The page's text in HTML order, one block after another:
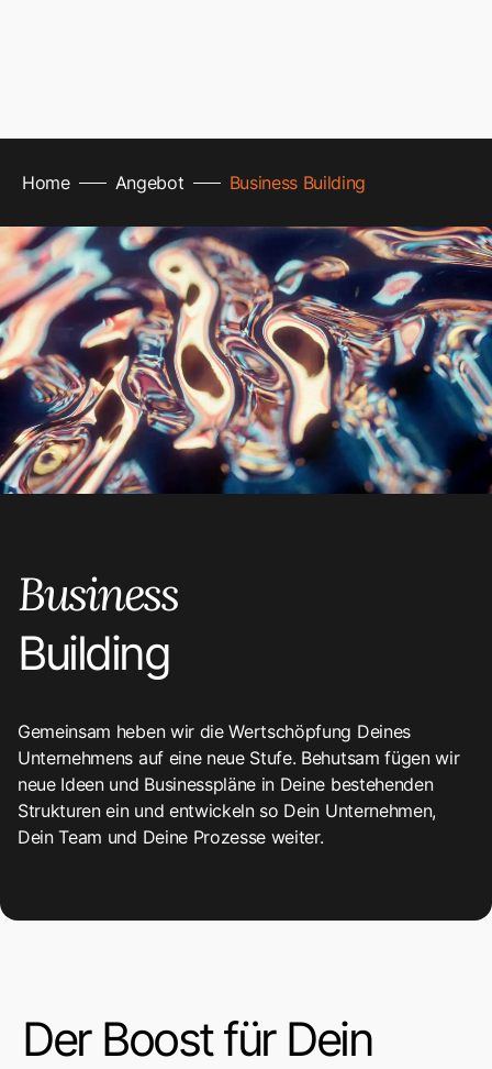
Home Angebot Business Building
Business
Building
Gemeinsam heben wir die Wertschöpfung Deines
Unternehmens auf eine neue Stufe. Behutsam fügen wir
neue Ideen und Businesspläne in Deine bestehenden
Strukturen ein und entwickeln so Dein Unternehmen,
Dein Team und Deine Prozesse weiter.
Der Boost für Dein